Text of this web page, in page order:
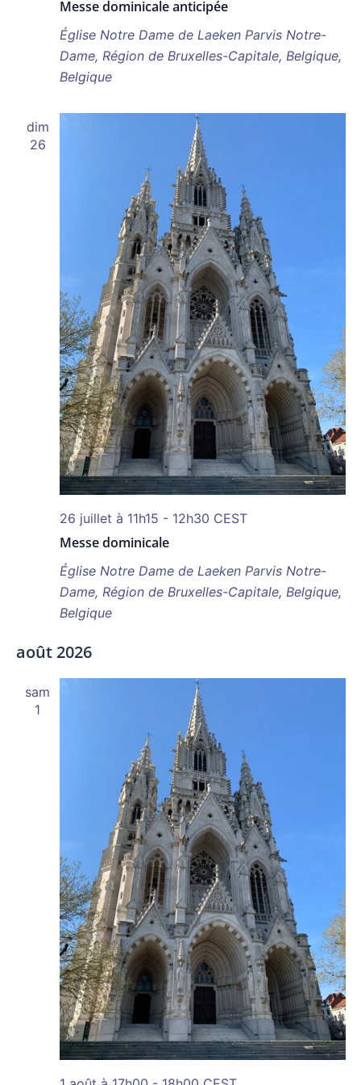
Messe dominicale anticipée
Église Notre Dame de Laeken Parvis Notre-
Dame, Région de Bruxelles-Capitale, Belgique,
Belgique
dim
26
Messe dominicale
26 juillet à 11h15 - 12h30 CEST
Église Notre Dame de Laeken Parvis Notre-
Dame, Région de Bruxelles-Capitale, Belgique,
Belgique
août 2026
sam
1